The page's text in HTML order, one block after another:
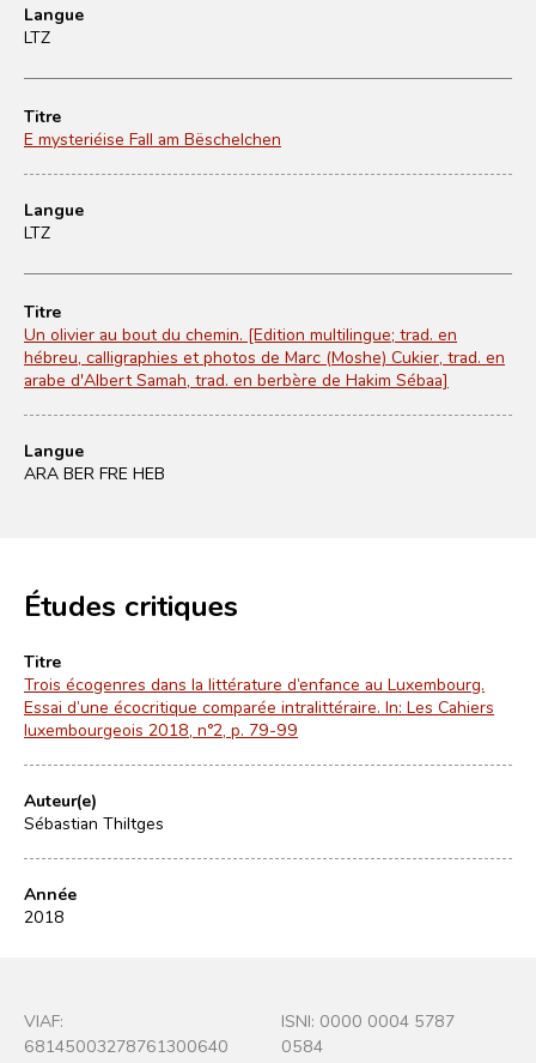
Langue
LTZ
Titre
E mysteriéise Fall am Bëschelchen
Langue
LTZ
Titre
Un olivier au bout du chemin. [Edition multilingue; trad. en
hébreu, calligraphies et photos de Marc (Moshe) Cukier, trad. en
arabe d'Albert Samah, trad. en berbère de Hakim Sébaa]
Langue
ARA BER FRE HEB
Études critiques
Titre
Trois écogenres dans la littérature d’enfance au Luxembourg.
Essai d’une écocritique comparée intralittéraire. In: Les Cahiers
luxembourgeois 2018, n°2, p. 79-99
Auteur(e)
Sébastian Thiltges
Année
2018
VIAF:
68145003278761300640
ISNI: 0000 0004 5787
0584